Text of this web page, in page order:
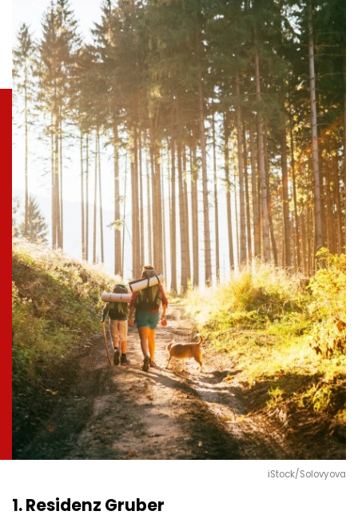
iStock/Solovyova
1. Residenz Gruber